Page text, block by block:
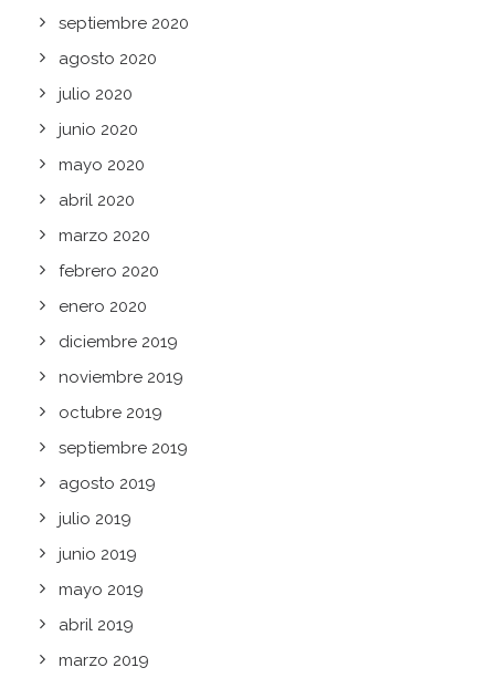
septiembre 2020
agosto 2020
julio 2020
junio 2020
mayo 2020
abril 2020
marzo 2020
febrero 2020
enero 2020
diciembre 2019
noviembre 2019
octubre 2019
septiembre 2019
agosto 2019
julio 2019
junio 2019
mayo 2019
abril 2019
marzo 2019